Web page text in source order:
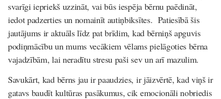
svarīgi iepriekš uzzināt, vai būs iespēja bērnu paēdināt,
iedot padzerties un nomainīt autiņbiksītes. Patiesībā šis
jautājums ir aktuāls līdz pat brīdim, kad bērniņš apguvis
podiņmācību un mums vecākiem vēlams pielāgoties bērna
vajadzībām, lai neradītu stresu paši sev un arī mazulim.
Savukārt, kad bērns jau ir paaudzies, ir jāizvērtē, kad viņš ir
gatavs baudīt kultūras pasākumus, cik emocionāli nobriedis